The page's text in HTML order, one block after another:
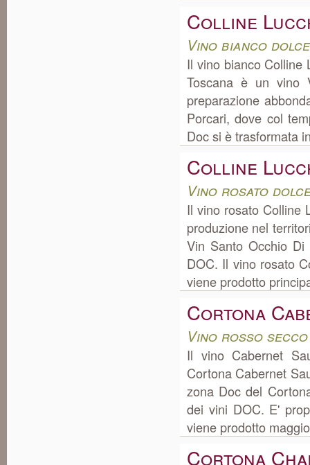
Colline
Vino bianco
Il vino bianco Colline
Toscana è un vino
preparazione
Porcari, dove col
Doc si è trasformata
Colline
Vino rosato
Il vino rosato Colline
produzione nel
Vin Santo Occhio
DOC. Il vino rosato
viene prodotto
Cortona
Vino rosso
Il vino Cabernet
Cortona Cabernet
zona Doc del
dei vini DOC. E'
viene prodotto
Cortona